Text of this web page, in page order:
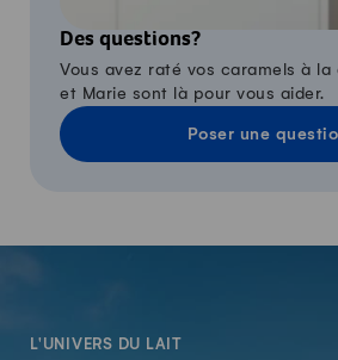
Des questions?
Vous avez raté vos caramels à la
et Marie sont là pour vous aider.
Poser une
L'UNIVERS DU LAIT